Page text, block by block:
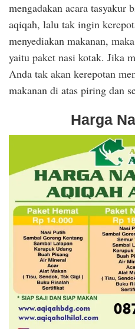
mengadakan acara tasyakur
aqiqah, lalu tak ingin
menyediakan makanan,
yaitu paket nasi kotak. Jika
Anda tak akan kerepotan
makanan di atas piring dan
Harga